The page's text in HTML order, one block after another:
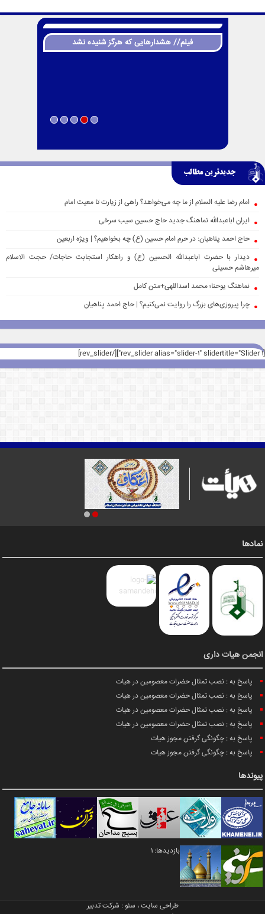
فیلم// هشدارهایی که هرگز شنیده نشد
جدیدترین مطالب
امام رضا علیه السلام از ما چه می‌خواهد؟ راهی از زیارت تا معیت امام
ایران اباعبدالله نماهنگ جدید حاج حسین سیب سرخی
حاج احمد پناهیان: در حرم امام حسین (ع) چه بخواهیم؟ | ویژه اربعین
دیدار با حضرت اباعبدالله الحسین (ع) و راهکار استجابت حاجات/ حجت الاسلام
میرهاشم حسینی
نماهنگ یوحنا؛ محمد اسداللهی+متن کامل
چرا پیروزی‌های بزرگ را روایت نمی‌کنیم؟ | حاج احمد پناهیان
[rev_slider alias="slider-1" slidertitle="Slider 1"][/rev_slider]
نمادها
انجمن هیات داری
پاسخ به : نصب تمثال حضرات معصومین در هیات
پاسخ به : نصب تمثال حضرات معصومین در هیات
پاسخ به : نصب تمثال حضرات معصومین در هیات
پاسخ به : نصب تمثال حضرات معصومین در هیات
پاسخ به : چگونگی گرفتن مجوز هیات
پاسخ به : چگونگی گرفتن مجوز هیات
پیوندها
بازدیدها: 1
طراحی سایت، سئو : شرکت تدبیر